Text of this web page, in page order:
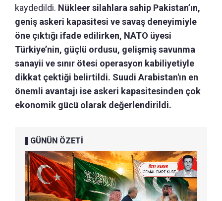
kaydedildi. Nükleer silahlara sahip Pakistan’ın,
geniş askeri kapasitesi ve savaş deneyimiyle
öne çıktığı ifade edilirken, NATO üyesi
Türkiye’nin, güçlü ordusu, gelişmiş savunma
sanayii ve sınır ötesi operasyon kabiliyetiyle
dikkat çektiği belirtildi. Suudi Arabistan'ın en
önemli avantajı ise askeri kapasitesinden çok
ekonomik gücü olarak değerlendirildi.
GÜNÜN ÖZETİ